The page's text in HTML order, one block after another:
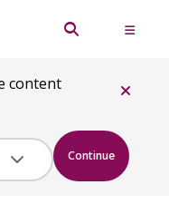
content
Continue